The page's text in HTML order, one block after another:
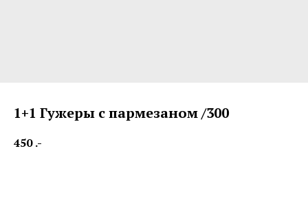
1+1 Гужеры с пармезаном /300
450 .-